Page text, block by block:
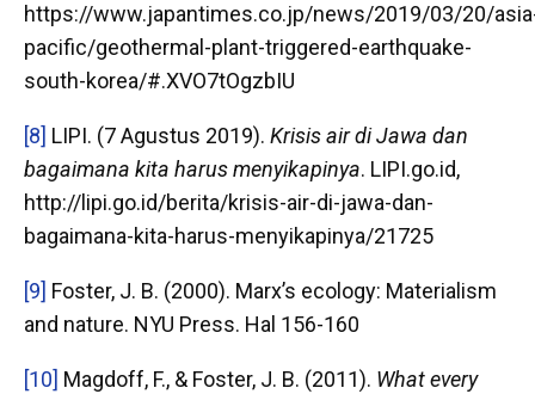
https://www.japantimes.co.jp/news/2019/03/20/
pacific/geothermal-plant-triggered-earthquake-
south-korea/#.XVO7tOgzbIU
[8] LIPI. (7 Agustus 2019). Krisis air di Jawa dan
bagaimana kita harus menyikapinya. LIPI.go.id,
http://lipi.go.id/berita/krisis-air-di-jawa-dan-
bagaimana-kita-harus-menyikapinya/21725
[9] Foster, J. B. (2000). Marx’s ecology: Materialism
and nature. NYU Press. Hal 156-160
[10] Magdoff, F., & Foster, J. B. (2011). What every